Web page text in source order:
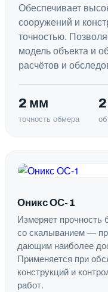
Обеспечивает
сооружений и
точностью.
модель объекта и
расчётов и
2 мм
точность обмера
Оникс ОС-1
Измеряет прочность
со скалыванием —
дающим наиболее
Применяется при
конструкций и
работ.